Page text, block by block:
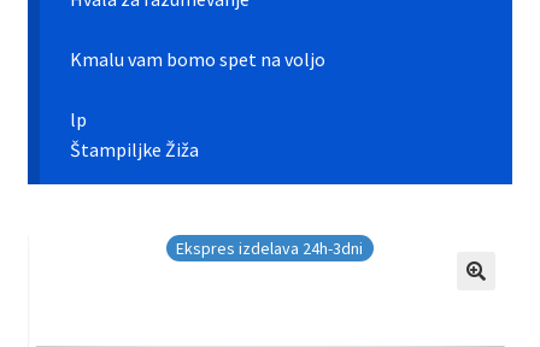
Moj profil
Kmalu vam bomo spet na voljo
lp
Štampiljke Žiža
Ekspres izdelava 24h-3dni